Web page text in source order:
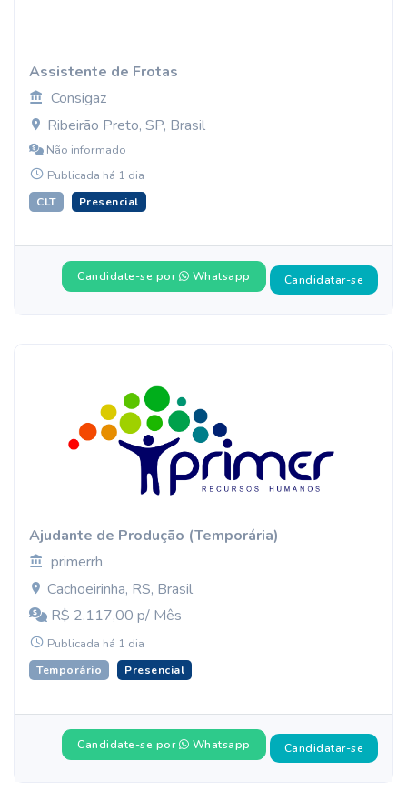
Assistente de Frotas
Consigaz
Ribeirão Preto, SP, Brasil
Não informado
Publicada há 1 dia
CLT Presencial
Candidate-se por Whatsapp Candidatar-se
Ajudante de Produção (Temporária)
primerrh
Cachoeirinha, RS, Brasil
R$ 2.117,00 p/ Mês
Publicada há 1 dia
Temporário Presencial
Candidate-se por Whatsapp Candidatar-se